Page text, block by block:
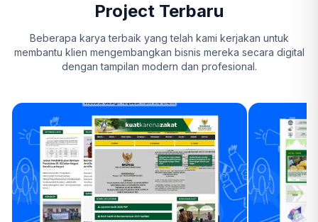
Project Terbaru
Beberapa karya terbaik yang telah kami kerjakan untuk
membantu klien mengembangkan bisnis mereka secara digital
dengan tampilan modern dan profesional.